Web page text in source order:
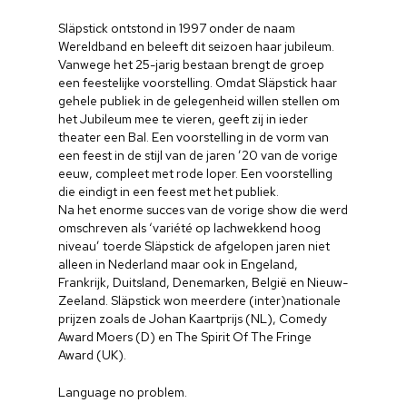
Släpstick ontstond in 1997 onder de naam
Wereldband en beleeft dit seizoen haar jubileum.
Vanwege het 25-jarig bestaan brengt de groep
een feestelijke voorstelling. Omdat Släpstick haar
gehele publiek in de gelegenheid willen stellen om
het Jubileum mee te vieren, geeft zij in ieder
theater een Bal. Een voorstelling in de vorm van
een feest in de stijl van de jaren ’20 van de vorige
eeuw, compleet met rode loper. Een voorstelling
die eindigt in een feest met het publiek.
Na het enorme succes van de vorige show die werd
omschreven als ‘variété op lachwekkend hoog
niveau’ toerde Släpstick de afgelopen jaren niet
alleen in Nederland maar ook in Engeland,
Frankrijk, Duitsland, Denemarken, België en Nieuw-
Zeeland. Släpstick won meerdere (inter)nationale
prijzen zoals de Johan Kaartprijs (NL), Comedy
Award Moers (D) en The Spirit Of The Fringe
Award (UK).
Language no problem.